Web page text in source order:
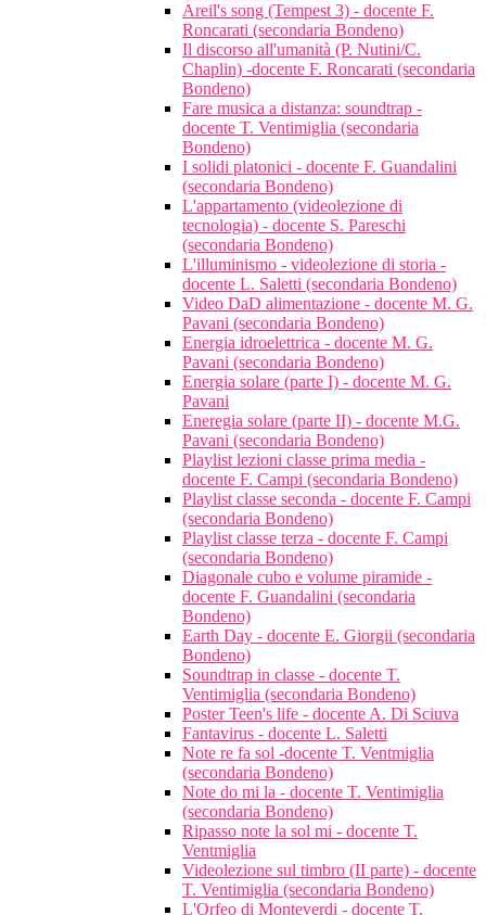
Areil's song (Tempest 3) - docente F.
Roncarati (secondaria Bondeno)
Il discorso all'umanità (P. Nutini/C.
Chaplin) -docente F. Roncarati (secondaria
Bondeno)
Fare musica a distanza: soundtrap -
docente T. Ventimiglia (secondaria
Bondeno)
I solidi platonici - docente F. Guandalini
(secondaria Bondeno)
L'appartamento (videolezione di
tecnologia) - docente S. Pareschi
(secondaria Bondeno)
L'illuminismo - videolezione di storia -
docente L. Saletti (secondaria Bondeno)
Video DaD alimentazione - docente M. G.
Pavani (secondaria Bondeno)
Energia idroelettrica - docente M. G.
Pavani (secondaria Bondeno)
Energia solare (parte I) - docente M. G.
Pavani
Eneregia solare (parte II) - docente M.G.
Pavani (secondaria Bondeno)
Playlist lezioni classe prima media -
docente F. Campi (secondaria Bondeno)
Playlist classe seconda - docente F. Campi
(secondaria Bondeno)
Playlist classe terza - docente F. Campi
(secondaria Bondeno)
Diagonale cubo e volume piramide -
docente F. Guandalini (secondaria
Bondeno)
Earth Day - docente E. Giorgii (secondaria
Bondeno)
Soundtrap in classe - docente T.
Ventimiglia (secondaria Bondeno)
Poster Teen's life - docente A. Di Sciuva
Fantavirus - docente L. Saletti
Note re fa sol -docente T. Ventmiglia
(secondaria Bondeno)
Note do mi la - docente T. Ventimiglia
(secondaria Bondeno)
Ripasso note la sol mi - docente T.
Ventmiglia
Videolezione sul timbro (II parte) - docente
T. Ventimiglia (secondaria Bondeno)
L'Orfeo di Monteverdi - docente T.